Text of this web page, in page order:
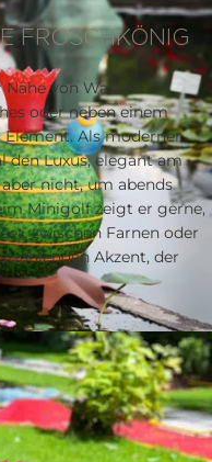
FROSCHKÖNIG
von Wasser
oder neben einem
Als moderner
den Luxus, elegant am
nicht, um abends
Minigolf zeigt er gerne,
zwischen Farnen oder
Akzent, der